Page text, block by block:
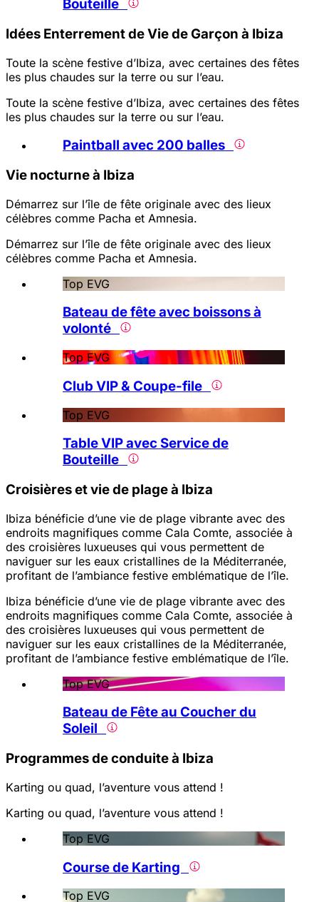
Bouteille
Idées Enterrement de Vie de Garçon à Ibiza
Toute la scène festive d’Ibiza, avec certaines des fêtes
les plus chaudes sur la terre ou sur l’eau.
Toute la scène festive d’Ibiza, avec certaines des fêtes
les plus chaudes sur la terre ou sur l’eau.
Paintball avec 200 balles
Vie nocturne à Ibiza
Démarrez sur l’île de fête originale avec des lieux
célèbres comme Pacha et Amnesia.
Démarrez sur l’île de fête originale avec des lieux
célèbres comme Pacha et Amnesia.
Top EVG
Bateau de fête avec boissons à
volonté
Top EVG
Club VIP & Coupe-file
Top EVG
Table VIP avec Service de
Bouteille
Croisières et vie de plage à Ibiza
Ibiza bénéficie d’une vie de plage vibrante avec des
endroits magnifiques comme Cala Comte, associée à
des croisières luxueuses qui vous permettent de
naviguer sur les eaux cristallines de la Méditerranée,
profitant de l’ambiance festive emblématique de l’île.
Ibiza bénéficie d’une vie de plage vibrante avec des
endroits magnifiques comme Cala Comte, associée à
des croisières luxueuses qui vous permettent de
naviguer sur les eaux cristallines de la Méditerranée,
profitant de l’ambiance festive emblématique de l’île.
Top EVG
Bateau de Fête au Coucher du
Soleil
Programmes de conduite à Ibiza
Karting ou quad, l’aventure vous attend !
Karting ou quad, l’aventure vous attend !
Top EVG
Course de Karting
Top EVG